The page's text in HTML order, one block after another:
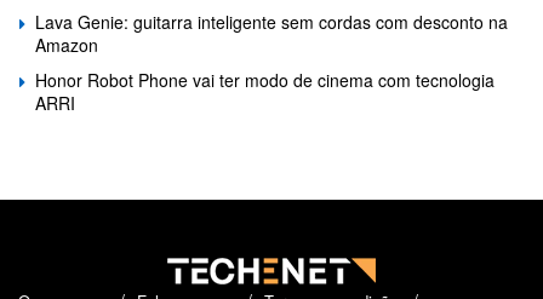
Lava Genie: guitarra inteligente sem cordas com desconto na
Amazon
Honor Robot Phone vai ter modo de cinema com tecnologia
ARRI